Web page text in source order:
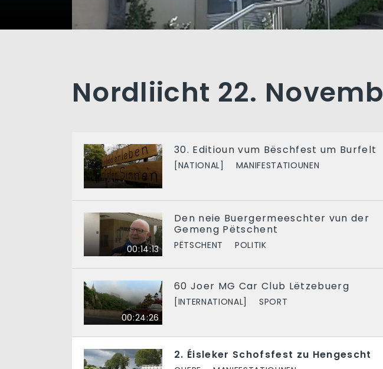
Nordliicht 22.
30. Editioun vum Bëschfest um Burfelt
[NATIONAL] MANIFESTATIOUNEN
00:14:13
Den neie Buergermeeschter vun der
Gemeng Pëtschent
PËTSCHENT POLITIK
00:24:26
60 Joer MG Car Club Lëtzebuerg
[INTERNATIONAL] SPORT
2. Éisleker Schofsfest zu Hengescht